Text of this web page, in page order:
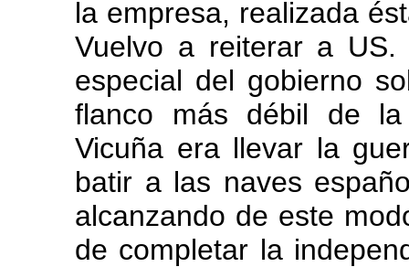
la empresa, realizada
Vuelvo a reiterar a
especial del gobierno
flanco más débil de
Vicuña era llevar la
batir a las naves
alcanzando de este
de completar la